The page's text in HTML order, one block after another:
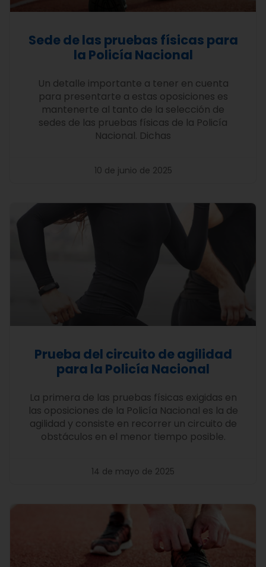
Sede de las pruebas físicas para
la Policía Nacional
Un detalle importante a tener en cuenta
para presentarte a estas oposiciones es
mantenerte al tanto de la selección de
sedes de las pruebas físicas de la Policía
Nacional. Dichas
10 de junio de 2025
Prueba del circuito de agilidad
para la Policía Nacional
La primera de las pruebas físicas exigidas en
las oposiciones de la Policía Nacional es la de
agilidad y consiste en recorrer un circuito de
obstáculos en el menor tiempo posible.
14 de mayo de 2025